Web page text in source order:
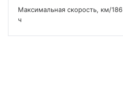
Максимальная скорость, км/
ч
186